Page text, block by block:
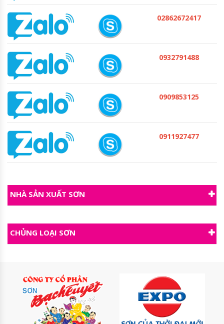
02862672417
0932791488
0909853125
0911927477
NHÀ SẢN XUẤT SƠN
CHỦNG LOẠI SƠN